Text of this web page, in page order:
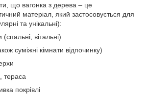
що вагонка з дерева – це
матеріал, який застосовується для
та унікальні):
(спальні, вітальні)
суміжні кімнати відпочинку)
тераса
покрівлі